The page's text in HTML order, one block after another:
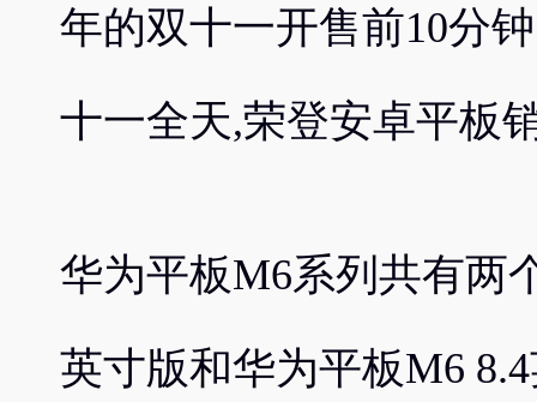
年的双十一开售前10分
十一全天,荣登安卓平板
华为平板M6系列共有两
英寸版和华为平板M6